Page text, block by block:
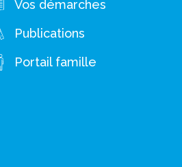
Vos démarches
Publications
Portail famille